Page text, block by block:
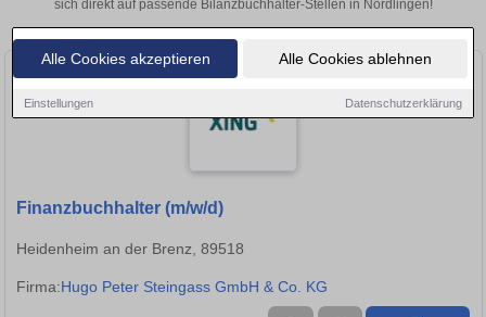
Alle Cookies akzeptieren Alle Cookies ablehnen
Einstellungen Datenschutzerklärung
sich direkt auf passende Bilanzbuchhalter-Stellen in Nördlingen!
Finanzbuchhalter (m/w/d)
Heidenheim an der Brenz, 89518
Firma:Hugo Peter Steingass GmbH & Co. KG